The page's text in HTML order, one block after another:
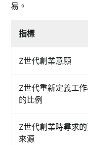
易。
指標
Z世代創業意願
Z世代重新定義工
的比例
Z世代創業時尋求
來源